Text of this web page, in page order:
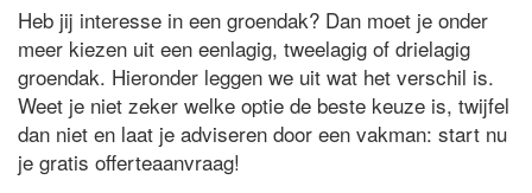
Heb jij interesse in een groendak? Dan moet je onder
meer kiezen uit een eenlagig, tweelagig of drielagig
groendak. Hieronder leggen we uit wat het verschil is.
Weet je niet zeker welke optie de beste keuze is, twijfel
dan niet en laat je adviseren door een vakman: start nu
je gratis offerteaanvraag!